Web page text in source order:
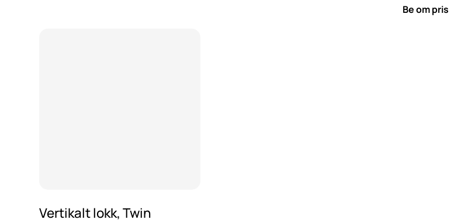
Be om pris
Vertikalt lokk, Twin